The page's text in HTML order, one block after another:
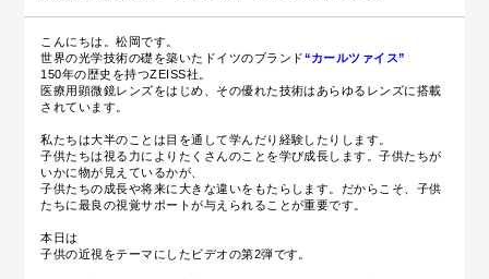
こんにちは。松岡です。
世界の光学技術の礎を築いたドイツのブランド“カールツァイス”
150年の歴史を持つZEISS社。
医療用顕微鏡レンズをはじめ、その優れた技術はあらゆるレンズに搭載
されています。
私たちは大半のことは目を通して学んだり経験したりします。
子供たちは視る力によりたくさんのことを学び成長します。子供たちが
いかに物が見えているかが、
子供たちの成長や将来に大きな違いをもたらします。だからこそ、子供
たちに最良の視覚サポートが与えられることが重要です。
本日は
子供の近視をテーマにしたビデオの第2弾です。